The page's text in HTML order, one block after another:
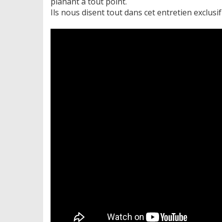
Ils nous disent tout dans cet entretien